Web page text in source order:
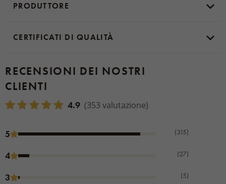
PRODUTTORE
CERTIFICATI DI QUALITÀ
RECENSIONI DEI NOSTRI
CLIENTI
4.9 (353 valutazione)
5 (315)
4 (27)
3 (5)